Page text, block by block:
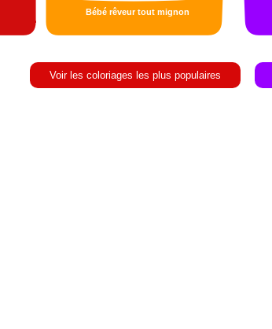
Bébé rêveur tout mignon
Voir les coloriages les plus populaires